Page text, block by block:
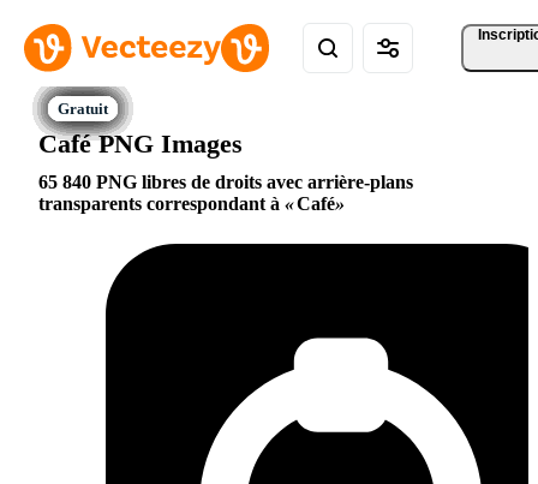
Café PNG Images
65 840 PNG libres de droits avec arrière-plans
transparents correspondant à
Café